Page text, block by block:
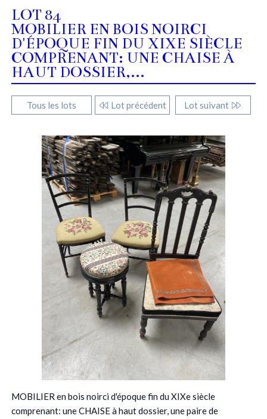
LOT 84
MOBILIER EN BOIS NOIRCI
D'ÉPOQUE FIN DU XIXE SIÈCLE
COMPRENANT: UNE CHAISE À
HAUT DOSSIER,...
Tous les lots Lot précédent Lot suivant
MOBILIER en bois noirci d'époque fin du XIXe siècle
comprenant: une CHAISE à haut dossier, une paire de